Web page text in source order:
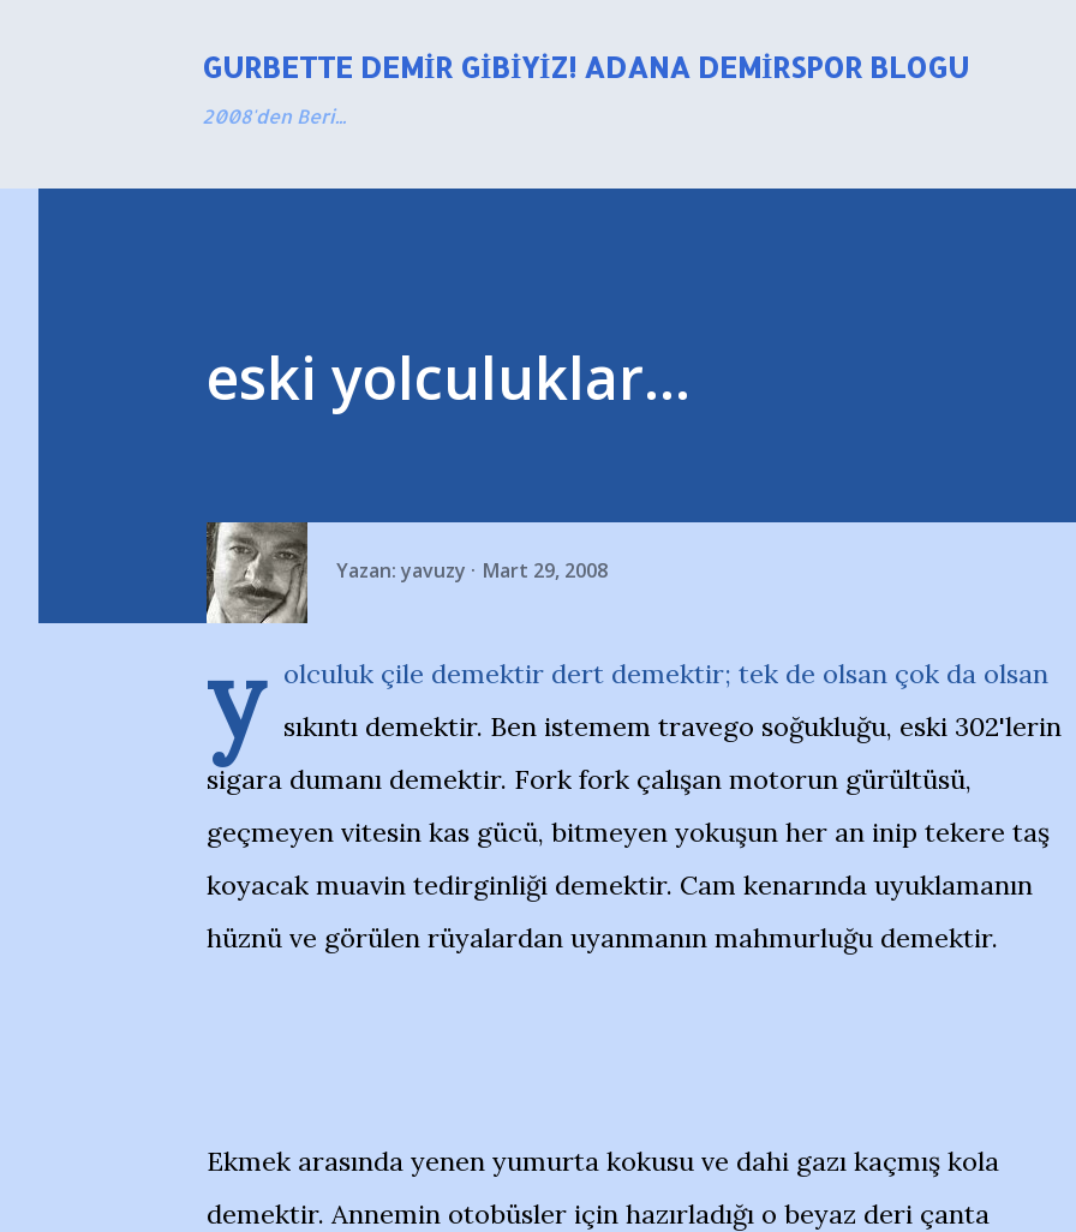
GURBETTE DEMIR GIBIYIZ! ADANA DEMIRSPOR BLOGU
2008'den Beri...
eski yolculuklar...
Yazan: yavuzy Mart 29, 2008
y
olculuk çile demektir dert demektir; tek de olsan çok da olsan
sıkıntı demektir. Ben istemem travego soğukluğu, eski 302'lerin
sigara dumanı demektir. Fork fork çalışan motorun gürültüsü,
geçmeyen vitesin kas gücü, bitmeyen yokuşun her an inip tekere taş
koyacak muavin tedirginliği demektir. Cam kenarında uyuklamanın
hüznü ve görülen rüyalardan uyanmanın mahmurluğu demektir.
Ekmek arasında yenen yumurta kokusu ve dahi gazı kaçmış kola
demektir. Annemin otobüsler için hazırladığı o beyaz deri çanta